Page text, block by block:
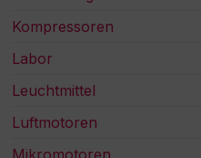
Kompressoren
Labor
Leuchtmittel
Luftmotoren